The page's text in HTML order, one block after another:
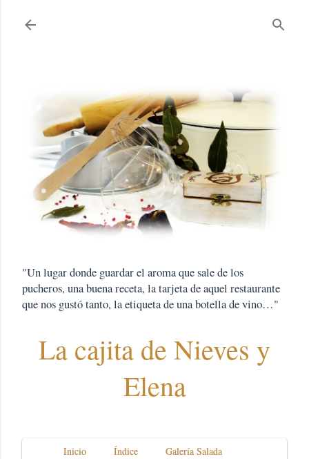
"Un lugar donde guardar el aroma que sale de los
pucheros, una buena receta, la tarjeta de aquel restaurante
que nos gustó tanto, la etiqueta de una botella de vino…"
La cajita de Nieves y
Elena
Inicio Índice
Galería Salada